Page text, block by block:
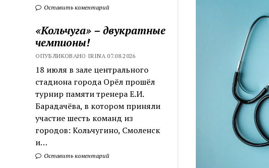
Оставить коментарий
«Кольчуга» – двукратные
чемпионы!
ОПУБЛИКОВАНО IRINA 07.08.2026
18 июля в зале центрального
стадиона города Орёл прошёл
турнир памяти тренера Е.И.
Барадачёва, в котором приняли
участие шесть команд из
городов: Кольчугино, Смоленск
и…
Оставить коментарий